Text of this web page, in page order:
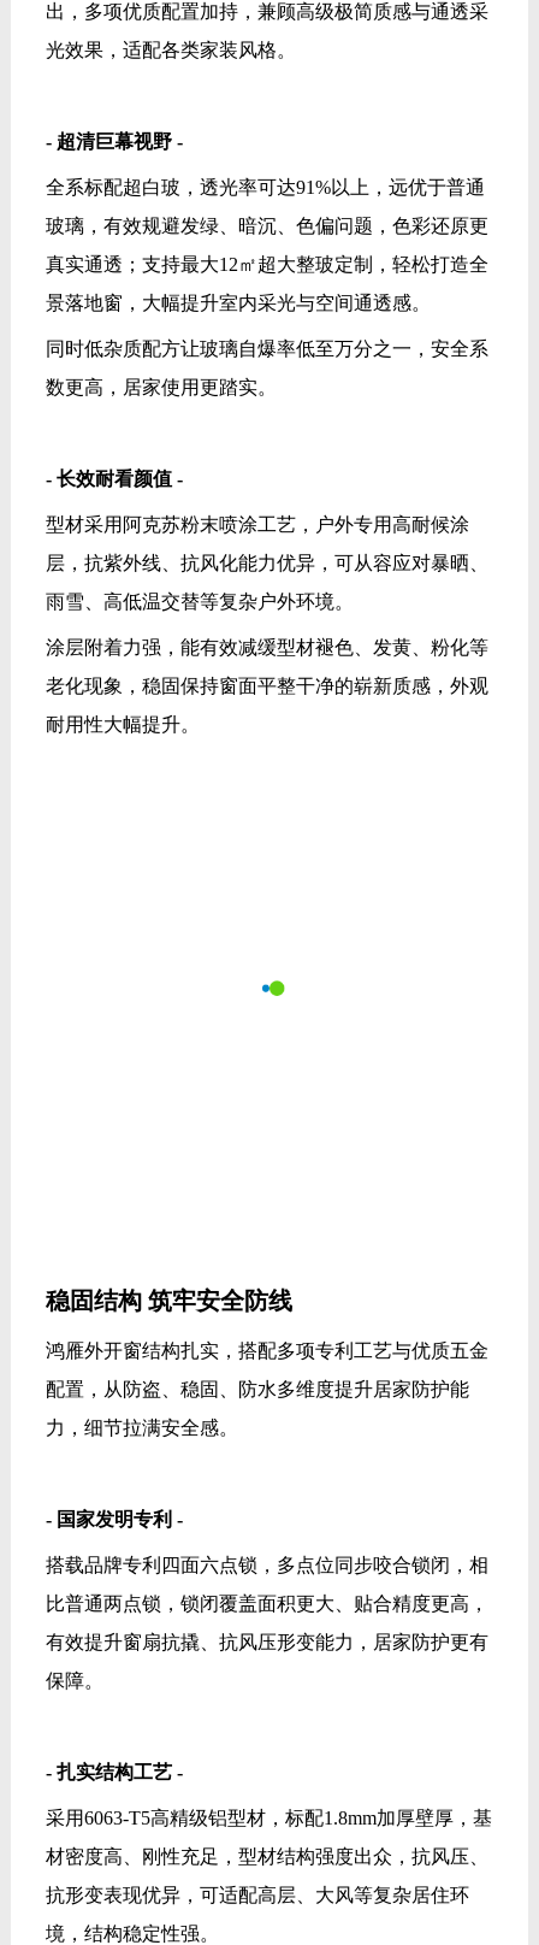
出，多项优质配置加持，兼顾高级极简质感与通透采
光效果，适配各类家装风格。
- 超清巨幕视野 -
全系标配超白玻，透光率可达91%以上，远优于普通
玻璃，有效规避发绿、暗沉、色偏问题，色彩还原更
真实通透；支持最大12㎡超大整玻定制，轻松打造全
景落地窗，大幅提升室内采光与空间通透感。
同时低杂质配方让玻璃自爆率低至万分之一，安全系
数更高，居家使用更踏实。
- 长效耐看颜值 -
型材采用阿克苏粉末喷涂工艺，户外专用高耐候涂
层，抗紫外线、抗风化能力优异，可从容应对暴晒、
雨雪、高低温交替等复杂户外环境。
涂层附着力强，能有效减缓型材褪色、发黄、粉化等
老化现象，稳固保持窗面平整干净的崭新质感，外观
耐用性大幅提升。
- 扎实结构工艺 -
采用6063-T5高精级铝型材，标配1.8mm加厚壁厚，基
材密度高、刚性充足，型材结构强度出众，抗风压、
- 维哈根五金系统 -
开合运作顺滑均衡，为窗扇启闭运作提供稳定支撑，
- 科学防水设计 -